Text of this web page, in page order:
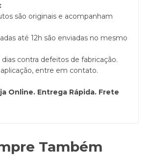
são originais e acompanham
até 12h são enviadas no mesmo
contra defeitos de fabricação.
entre em contato.
Online. Entrega Rápida. Frete
Também